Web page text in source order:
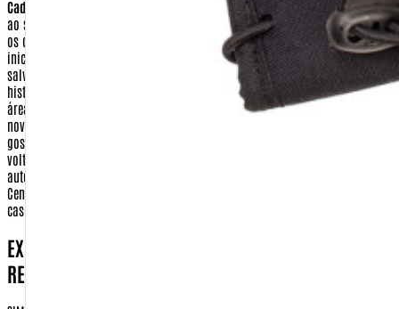
Cadastrais:
Nesta opção você pode alterar todas as informações referentes
ao seu cadastro pessoal (identificação, senha, e-mail e preferências). Altere
os que julgar necessário e clique em 'Continuar'. Você voltará para a tela
inicial da área 'Meu Cadastro'. Suas alterações estarão automaticamente
salvas.
você poderá saber sobre o andamento e o
histórico de seus pedidos.
E-mail de Novidades:
você poderá selecionar as
áreas de seu interesse para receber, semanalmente, um E-mail com todas as
novidades da Warfare.com.br. Escolha os assuntos referentes ao qual você
gostaria de receber os principais lançamentos. Clique em 'Continuar'. Você
voltará para a tela inicial da área 'Meu Cadastro'. Suas alterações estarão
automaticamente salvas.
Central do Cliente, fazendo com que você tenha que se identificar novamente
caso queira atualizar seus dados ou finalizar uma compra.
EXISTE ALGUM PASSO DA TRANSAÇÃO DE COMPRA,
REALIZADA FORA DO SITE HTTP://WARFARE.COM.BR?